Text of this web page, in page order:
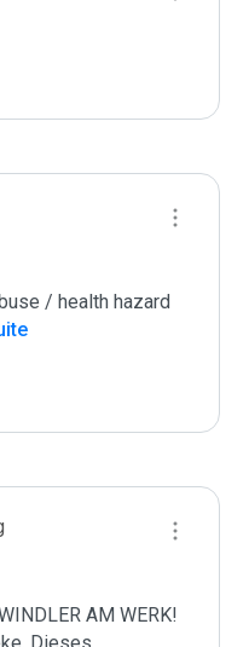
/ health hazard
AM WERK!